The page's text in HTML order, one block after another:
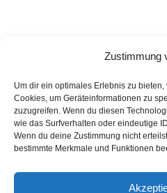
Zustimmung
Um dir ein optimales Erlebnis zu
Cookies, um Geräteinformationen zu
zuzugreifen. Wenn du diesen
wie das Surfverhalten oder eindeutige
Wenn du deine Zustimmung nicht
bestimmte Merkmale und Funktionen
Irene & Inka
Kontakt Presse